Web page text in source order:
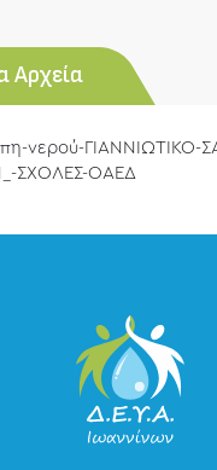
Αρχεία
νερού-ΓΙΑΝΝΙΩΤΙΚΟ-
ΣΧΟΛΕΣ-ΟΑΕΔ